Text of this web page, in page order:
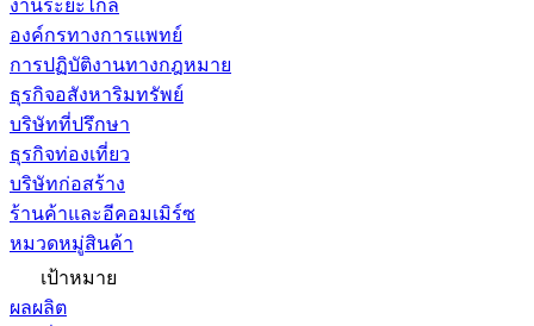
งานระยะไกล
องค์กรทางการแพทย์
การปฏิบัติงานทางกฎหมาย
ธุรกิจอสังหาริมทรัพย์
บริษัทที่ปรึกษา
ธุรกิจท่องเที่ยว
บริษัทก่อสร้าง
ร้านค้าและอีคอมเมิร์ซ
หมวดหมู่สินค้า
เป้าหมาย
ผลผลิต